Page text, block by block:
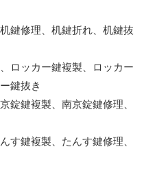
鍵修理、机鍵折れ、机鍵抜
ロッカー鍵複製、ロッカー
鍵抜き
錠鍵複製、南京錠鍵修理、
す鍵複製、たんす鍵修理、